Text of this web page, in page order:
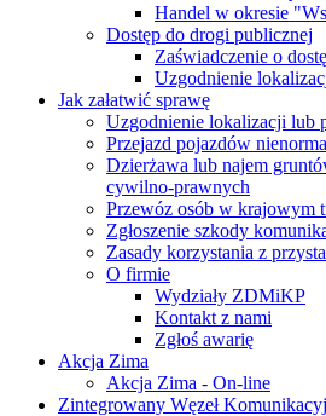
Handel w okresie
Dostęp do drogi publicznej
Zaświadczenie o
Uzgodnienie
Jak załatwić sprawę
Uzgodnienie lokalizacji lub
Przejazd pojazdów
Dzierżawa lub najem
cywilno-prawnych
Przewóz osób w krajowym
Zgłoszenie szkody
Zasady korzystania z
O firmie
Wydziały ZDMiKP
Kontakt z nami
Zgłoś awarię
Akcja Zima
Akcja Zima - On-line
Zintegrowany Węzeł